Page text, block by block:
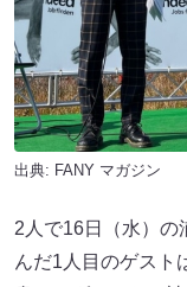
出典: FANY マガジン
2人で16日（水）の
んだ1人目のゲスト